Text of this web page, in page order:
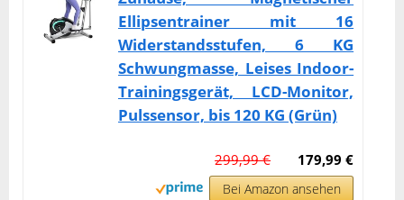
Ellipsentrainer mit 16
Widerstandsstufen, 6 KG
Schwungmasse, Leises Indoor-
Trainingsgerät, LCD-Monitor,
Pulssensor, bis 120 KG (Grün)
179,99 €
299,99 €
Bei Amazon ansehen